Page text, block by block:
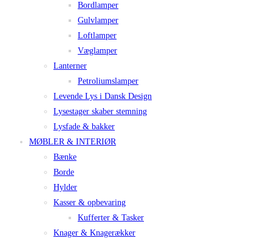
Bordlamper
Gulvlamper
Loftlamper
Væglamper
Lanterner
Petroliumslamper
Levende Lys i Dansk Design
Lysestager skaber stemning
Lysfade & bakker
MØBLER & INTERIØR
Bænke
Borde
Hylder
Kasser & opbevaring
Kufferter & Tasker
Knager & Knagerækker